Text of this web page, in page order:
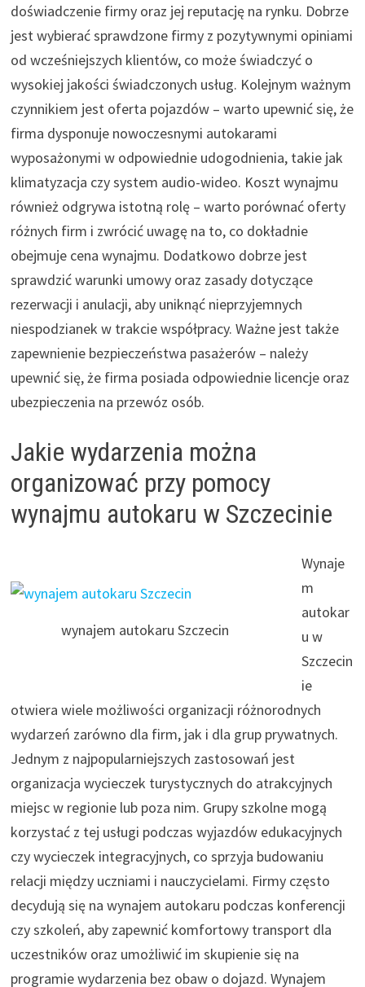
doświadczenie firmy oraz jej reputację na rynku. Dobrze
jest wybierać sprawdzone firmy z pozytywnymi opiniami
od wcześniejszych klientów, co może świadczyć o
wysokiej jakości świadczonych usług. Kolejnym ważnym
czynnikiem jest oferta pojazdów – warto upewnić się, że
firma dysponuje nowoczesnymi autokarami
wyposażonymi w odpowiednie udogodnienia, takie jak
klimatyzacja czy system audio-wideo. Koszt wynajmu
również odgrywa istotną rolę – warto porównać oferty
różnych firm i zwrócić uwagę na to, co dokładnie
obejmuje cena wynajmu. Dodatkowo dobrze jest
sprawdzić warunki umowy oraz zasady dotyczące
rezerwacji i anulacji, aby uniknąć nieprzyjemnych
niespodzianek w trakcie współpracy. Ważne jest także
zapewnienie bezpieczeństwa pasażerów – należy
upewnić się, że firma posiada odpowiednie licencje oraz
ubezpieczenia na przewóz osób.
Jakie wydarzenia można
organizować przy pomocy
wynajmu autokaru w Szczecinie
wynajem autokaru Szczecin
Wynaje
m
autokar
u w
Szczecin
ie
otwiera wiele możliwości organizacji różnorodnych
wydarzeń zarówno dla firm, jak i dla grup prywatnych.
Jednym z najpopularniejszych zastosowań jest
organizacja wycieczek turystycznych do atrakcyjnych
miejsc w regionie lub poza nim. Grupy szkolne mogą
korzystać z tej usługi podczas wyjazdów edukacyjnych
czy wycieczek integracyjnych, co sprzyja budowaniu
relacji między uczniami i nauczycielami. Firmy często
decydują się na wynajem autokaru podczas konferencji
czy szkoleń, aby zapewnić komfortowy transport dla
uczestników oraz umożliwić im skupienie się na
programie wydarzenia bez obaw o dojazd. Wynajem